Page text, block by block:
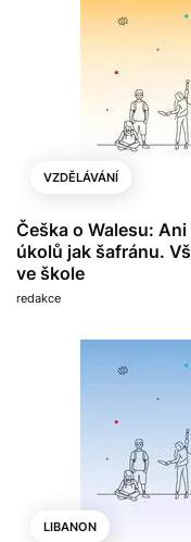
VZDĚLÁVÁNÍ
Češka o Walesu:
úkolů jak šafránu.
ve škole
redakce
LIBANON